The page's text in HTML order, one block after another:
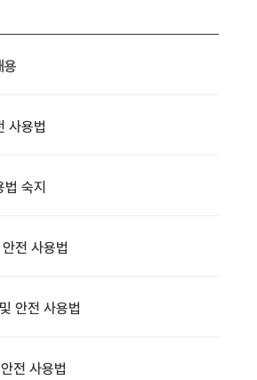
용
사용법
숙지
전 사용법
안전 사용법
전 사용법